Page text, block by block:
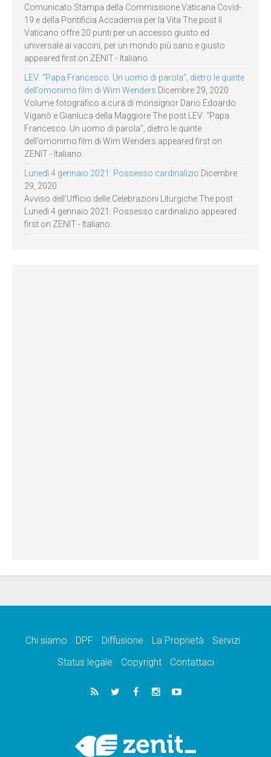
Comunicato Stampa della Commissione Vaticana Covid-
19 e della Pontificia Accademia per la Vita The post Il
Vaticano offre 20 punti per un accesso giusto ed
universale ai vaccini, per un mondo più sano e giusto
appeared first on ZENIT - Italiano.
LEV: “Papa Francesco. Un uomo di parola”, dietro le quinte
dell’omonimo film di Wim Wenders Dicembre 29, 2020
Volume fotografico a cura di monsignor Dario Edoardo
Viganò e Gianluca della Maggiore The post LEV: “Papa
Francesco. Un uomo di parola”, dietro le quinte
dell’omonimo film di Wim Wenders appeared first on
ZENIT - Italiano.
Lunedì 4 gennaio 2021: Possesso cardinalizio Dicembre
29, 2020
Avviso dell’Ufficio delle Celebrazioni Liturgiche The post
Lunedì 4 gennaio 2021: Possesso cardinalizio appeared
first on ZENIT - Italiano.
Chi siamo DPF Diffusione La Proprietà
Servizi
Status legale
Copyright Contattaci